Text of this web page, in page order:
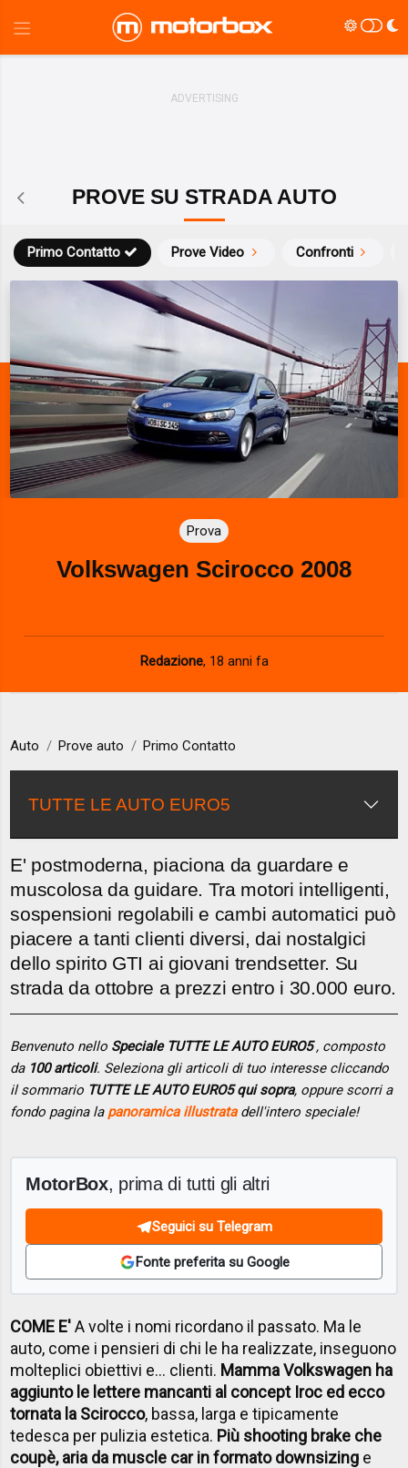
PROVE SU STRADA AUTO
Prove Video Confronti
Primo Contatto
Prova
Volkswagen Scirocco 2008
Redazione, 18 anni fa
Auto Prove auto Primo Contatto
TUTTE LE AUTO EURO5
E' postmoderna, piaciona da guardare e
muscolosa da guidare. Tra motori intelligenti,
sospensioni regolabili e cambi automatici può
piacere a tanti clienti diversi, dai nostalgici
dello spirito GTI ai giovani trendsetter. Su
strada da ottobre a prezzi entro i 30.000 euro.
Benvenuto nello Speciale TUTTE LE AUTO EURO5, composto
da 100 articoli. Seleziona gli articoli di tuo interesse cliccando
il sommario TUTTE LE AUTO EURO5 qui sopra, oppure scorri a
fondo pagina la panoramica illustratadell'intero speciale!
MotorBox, prima di tutti gli altri
Seguici su Telegram
Fonte preferita su Google
COME E'A volte i nomi ricordano il passato. Ma le
auto, come i pensieri di chi le ha realizzate, inseguono
molteplici obiettivi e... clienti. Mamma Volkswagen ha
aggiunto le lettere mancanti al concept Iroc ed ecco
tornata la Scirocco, bassa, larga e tipicamente
tedesca per pulizia estetica. Più shooting brake che
coupè, aria da muscle car in formato downsizing e